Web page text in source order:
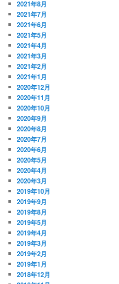
2021年8月
2021年7月
2021年6月
2021年5月
2021年4月
2021年3月
2021年2月
2021年1月
2020年12月
2020年11月
2020年10月
2020年9月
2020年8月
2020年7月
2020年6月
2020年5月
2020年4月
2020年3月
2019年10月
2019年9月
2019年8月
2019年5月
2019年4月
2019年3月
2019年2月
2019年1月
2018年12月